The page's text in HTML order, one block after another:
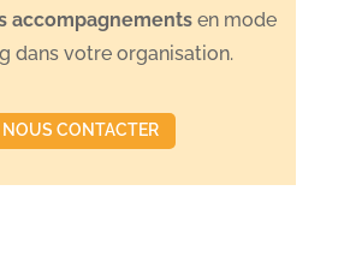
accompagnementsen mode
dans votre organisation.
NOUS CONTACTER